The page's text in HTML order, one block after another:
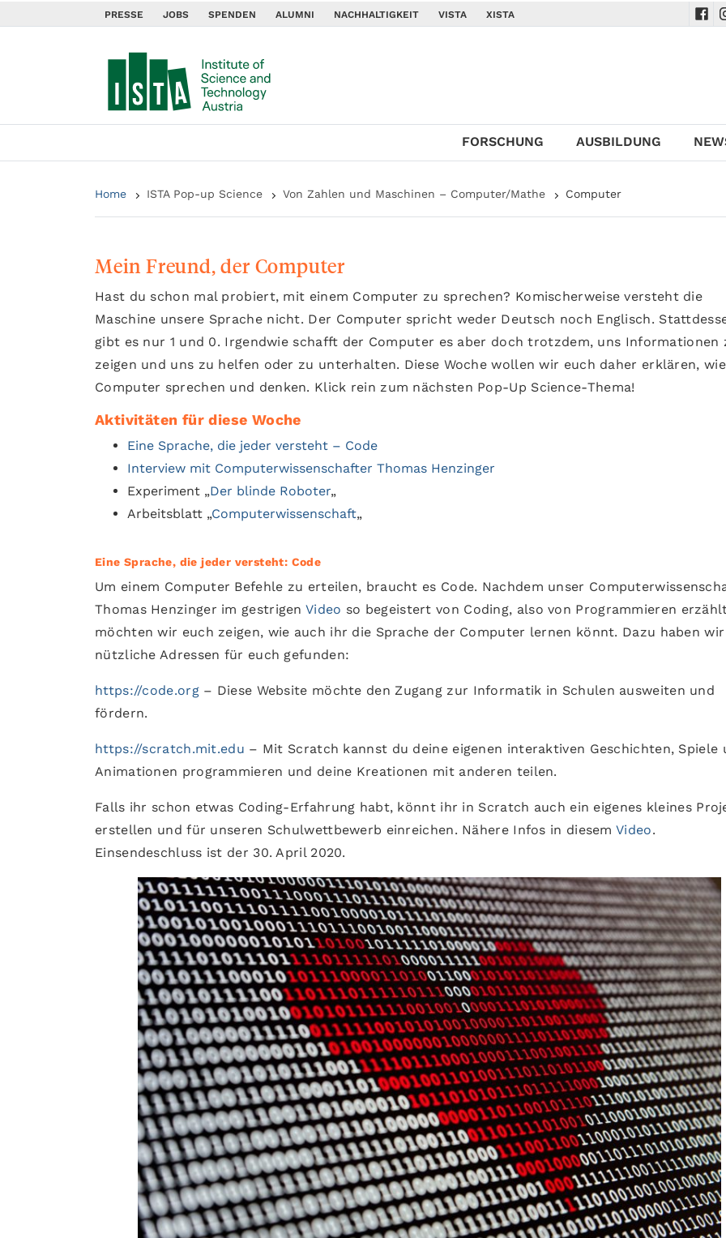
PRESSE JOBS SPENDEN ALUMNI NACHHALTIGKEIT VISTA XISTA
FORSCHUNG AUSBILDUNG
Home ISTA Pop-up Science Von Zahlen und Maschinen – Computer/Mathe Computer
Mein Freund, der Computer
Hast du schon mal probiert, mit einem Computer zu sprechen? Komischerweise versteht die
Maschine unsere Sprache nicht. Der Computer spricht weder Deutsch noch Englisch.
gibt es nur 1 und 0. Irgendwie schafft der Computer es aber doch trotzdem, uns Informationen
zeigen und uns zu helfen oder zu unterhalten. Diese Woche wollen wir euch daher erklären, wie
Computer sprechen und denken. Klick rein zum nächsten Pop-Up Science-Thema!
Aktivitäten für diese Woche
Eine Sprache, die jeder versteht – Code
Interview mit Computerwissenschafter Thomas Henzinger
Experiment „Der blinde Roboter„
Arbeitsblatt „Computerwissenschaft„
Eine Sprache, die jeder versteht: Code
Um einem Computer Befehle zu erteilen, braucht es Code. Nachdem unser
Thomas Henzinger im gestrigenVideo so begeistert von Coding, also von Programmieren
möchten wir euch zeigen, wie auch ihr die Sprache der Computer lernen könnt. Dazu haben
nützliche Adressen für euch gefunden:
https://code.org– Diese Website möchte den Zugang zur Informatik in Schulen ausweiten und
fördern.
https://scratch.mit.edu – Mit Scratch kannst du deine eigenen interaktiven Geschichten, Spiele
Animationen programmieren und deine Kreationen mit anderen teilen.
Falls ihr schon etwas Coding-Erfahrung habt, könnt ihr in Scratch auch ein eigenes kleines
erstellen und für unseren Schulwettbewerb einreichen. Nähere Infos in diesemVideo.
Einsendeschluss ist der 30. April 2020.